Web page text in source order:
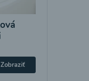
Zobraziť